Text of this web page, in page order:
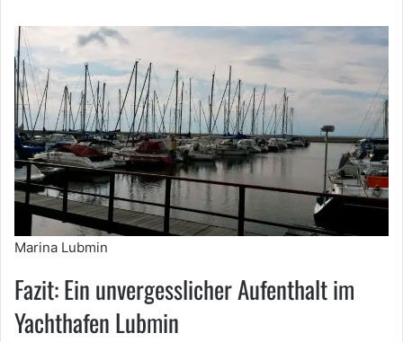
Marina Lubmin
Fazit: Ein unvergesslicher Aufenthalt im
Yachthafen Lubmin